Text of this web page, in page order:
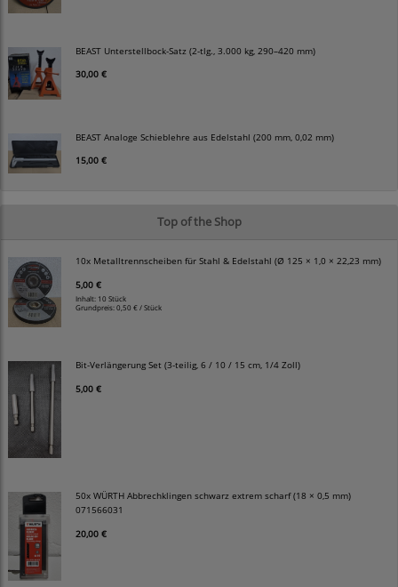
BEAST Unterstellbock-Satz (2-tlg., 3.000 kg, 290–420 mm)
30,00 €
BEAST Analoge Schieblehre aus Edelstahl (200 mm, 0,02 mm)
15,00 €
Top of the Shop
10x Metalltrennscheiben für Stahl & Edelstahl (Ø 125 × 1,0 × 22,23 mm)
5,00 €
Inhalt: 10 Stück
Grundpreis:0,50 € / Stück
Bit-Verlängerung Set (3-teilig, 6 / 10 / 15 cm, 1/4 Zoll)
5,00 €
50x WÜRTH Abbrechklingen schwarz extrem scharf (18 × 0,5 mm)
071566031
20,00 €